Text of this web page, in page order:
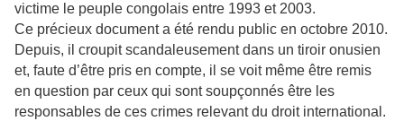
victime le peuple congolais entre 1993 et 2003.
Ce précieux document a été rendu public en octobre 2010.
Depuis, il croupit scandaleusement dans un tiroir onusien
et, faute d’être pris en compte, il se voit même être remis
en question par ceux qui sont soupçonnés être les
responsables de ces crimes relevant du droit international.